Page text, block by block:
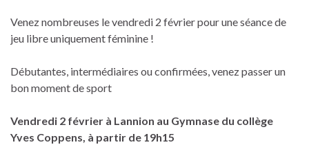
Venez nombreuses le vendredi 2 février pour une séance de
jeu libre uniquement féminine !
Débutantes, intermédiaires ou confirmées, venez passer un
bon moment de sport
Vendredi 2 février à Lannion au Gymnase du collège
Yves Coppens, à partir de 19h15